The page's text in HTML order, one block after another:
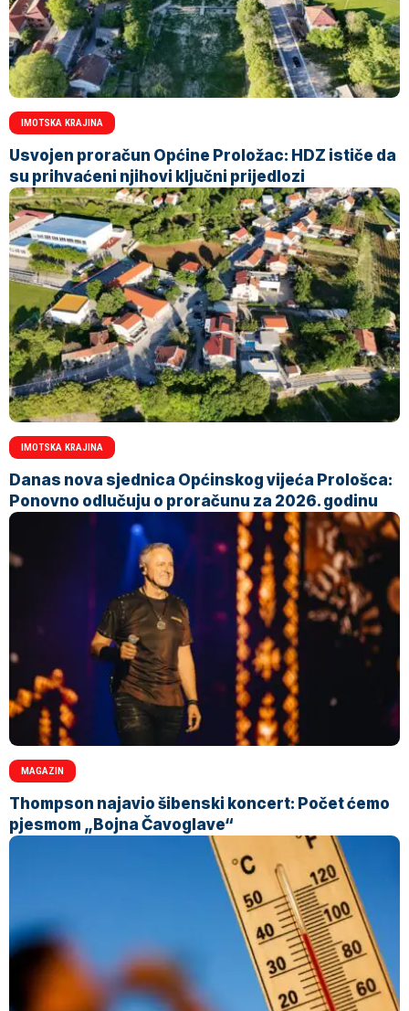
IMOTSKA KRAJINA
Usvojen proračun Općine Proložac: HDZ ističe da
su prihvaćeni njihovi ključni prijedlozi
IMOTSKA KRAJINA
Danas nova sjednica Općinskog vijeća Prološca:
Ponovno odlučuju o proračunu za 2026. godinu
MAGAZIN
Thompson najavio šibenski koncert: Počet ćemo
pjesmom „Bojna Čavoglave“